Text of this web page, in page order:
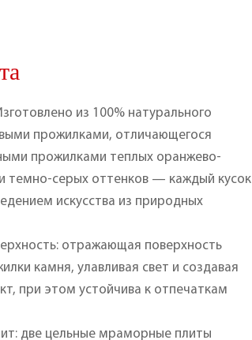
из 100% натурального
прожилками, отличающегося
прожилками теплых оранжево-
темно-серых оттенков — каждый кусок
искусства из природных
отражающая поверхность
камня, улавливая свет и создавая
при этом устойчива к отпечаткам
две цельные мраморные плиты